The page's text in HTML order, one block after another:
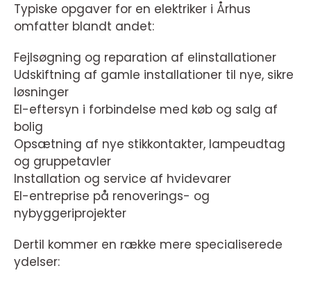
Typiske opgaver for en elektriker i Århus
omfatter blandt andet:
Fejlsøgning og reparation af elinstallationer
Udskiftning af gamle installationer til nye, sikre
løsninger
El-eftersyn i forbindelse med køb og salg af
bolig
Opsætning af nye stikkontakter, lampeudtag
og gruppetavler
Installation og service af hvidevarer
El-entreprise på renoverings- og
nybyggeriprojekter
Dertil kommer en række mere specialiserede
ydelser: